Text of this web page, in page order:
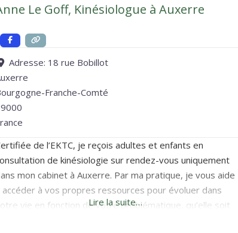
Le Goff, Kinésiologue à Auxerre
Adresse: 18 rue Bobillot
Franche-Comté
de l’EKTC, je reçois adultes et enfants en
de kinésiologie sur rendez-vous uniquement
mon cabinet à Auxerre. Par ma pratique, je vous aide
accéder à vos propres ressources pour évoluer dans
vie en fonction de votre problématique, qu’elle soit
Lire la suite…